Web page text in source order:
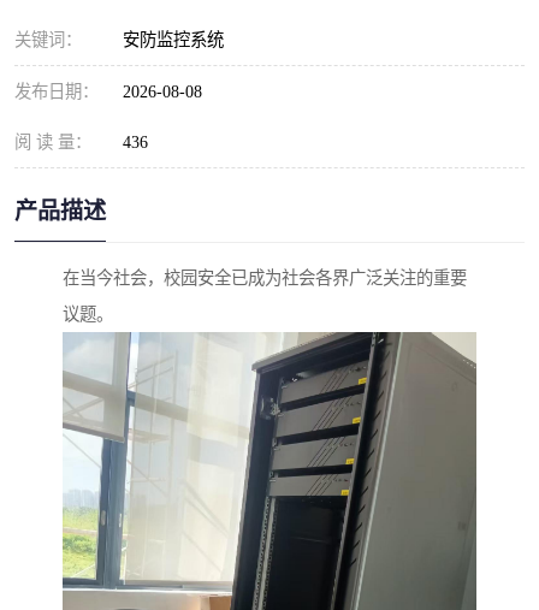
关键词： 安防监控系统
发布日期： 2026-08-08
阅 读 量： 436
产品描述
在当今社会，校园安全已成为社会各界广泛关注的重要
议题。